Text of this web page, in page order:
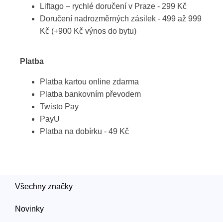
Liftago – rychlé doručení v Praze - 299 Kč
Doručení nadrozměrných zásilek - 499 až 999
Kč (+900 Kč výnos do bytu)
Platba
Platba kartou online zdarma
Platba bankovním převodem
Twisto Pay
PayU
Platba na dobírku - 49 Kč
Všechny značky
Novinky